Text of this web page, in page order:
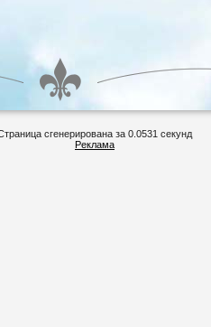
сгенерирована за 0.0531 секунд
Реклама